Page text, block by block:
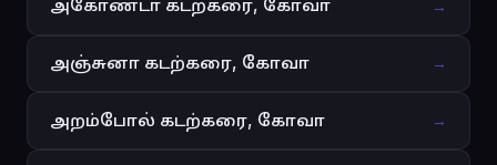
அகோண்டா கடற்கரை, கோவா →
அஞ்சுனா கடற்கரை, கோவா →
அறம்போல் கடற்கரை, கோவா →